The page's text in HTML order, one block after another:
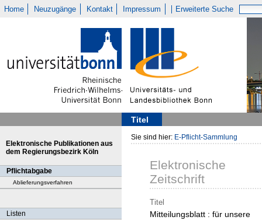
Home Neuzugänge Kontakt Impressum Erweiterte Suche
Titel
Elektronische Publikationen aus
dem Regierungsbezirk Köln
Pflichtabgabe
Ablieferungsverfahren
Listen
Sie sind hier: E-Pflicht-Sammlung
Elektronische
Zeitschrift
Titel
Mitteilungsblatt : für unsere